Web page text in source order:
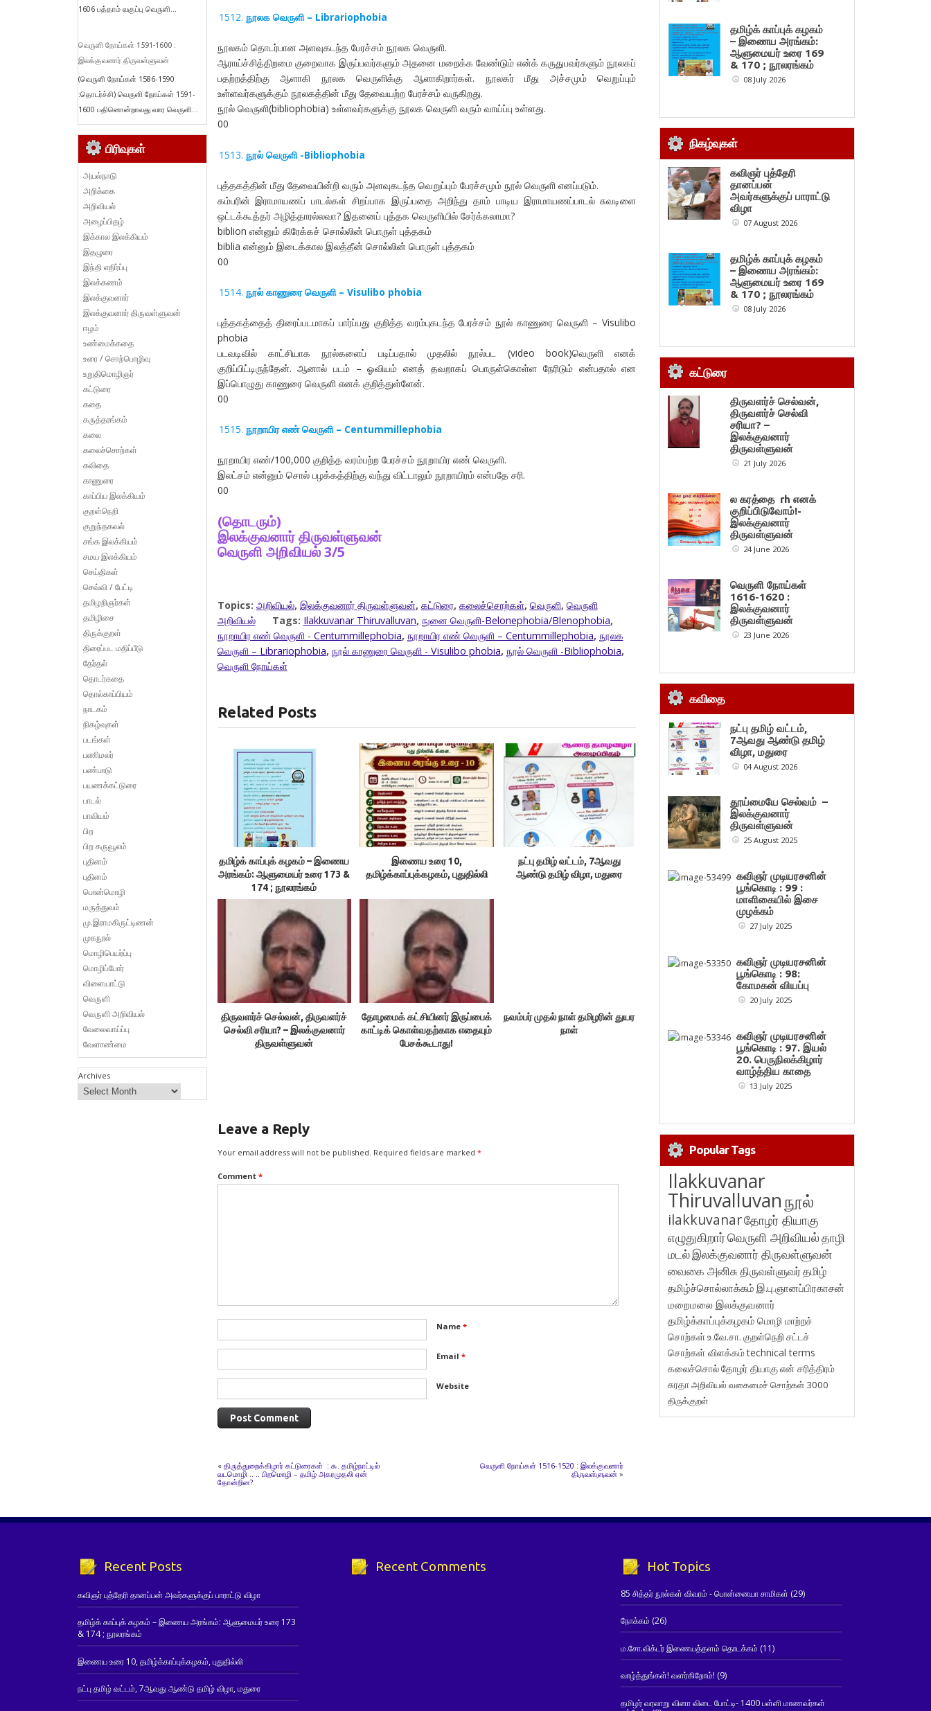
நூலக வெருளி – Librariophobia
நூலகம் தொடர்பான அளவுகடந்த பேரச்சம் நூலக வெருளி.
ஆராய்ச்சித்திறமை குறைவாக இருப்பவர்களும் அதனை மறைக்க வேண்டும் என்க் கருதுபவர்களும் நூலகப்
பதற்றத்திற்கு ஆளாகி நூலக வெருளிக்கு ஆளாகிறார்கள். நூலகர் மீது அச்சமும் வெறுப்பும்
உள்ளவர்களுக்கும் நூலகத்தின் மீது தேவையற்ற பேரச்சம் வருகிறது.
நூல் வெருளி(bibliophobia) உள்ளவர்களுக்கு நூலக வெருளி வரும் வாய்ப்பு உள்ளது.
00
நூல் வெருளி -Bibliophobia
புத்தகத்தின் மீது தேவையின்றி வரும் அளவுகடந்த வெறுப்பும் பேரச்சமும் நூல் வெருளி எனப்படும்.
கம்பரின் இராமாயணப் பாடல்கள் சிறப்பாக இருப்பதை அறிந்து தாம் பாடிய இராமாயணப்பாடல் சுவடிளை
ஒட்டக்கூத்தர் அழித்தாரல்லவா? இதனைப் புத்தக வெருளியில் சேர்க்கலாமா?
biblion என்னும் கிரேக்கச் சொல்லின் பொருள் புத்தகம்
biblia என்னும் இடைக்கால இலத்தீன் சொல்லின் பொருள் புத்தகம்
00
நூல் காணுரை வெருளி – Visulibo phobia
புத்தகத்தைத் திரைப்படமாகப் பார்ப்பது குறித்த வரம்புகடந்த பேரச்சம் நூல் காணுரை வெருளி – Visulibo
phobia
படவடிவில் காட்சியாக நூல்களைப் படிப்பதால் முதலில் நூல்பட (video book)வெருளி எனக்
குறிப்பிட்டிருந்தேன். ஆனால் படம் – ஓவியம் எனத் தவறாகப் பொருள்கொள்ள நேரிடும் என்பதால் என
இப்பொழுது காணுரை வெருளி எனக் குறித்துள்ளேன்.
00
நூறாயிர எண் வெருளி – Centummillephobia
நூறாயிர எண்/100,000 குறித்த வரம்பற்ற பேரச்சம் நூறாயிர எண் வெருளி.
இலட்சம் என்னும் சொல் பழக்கத்திற்கு வந்து விட்டாலும் நூறாயிரம் என்பதே சரி.
00
(தொடரும்)
இலக்குவனார் திருவள்ளுவன்
வெருளி அறிவியல் 3/5
Topics: அறிவியல், இலக்குவனார் திருவள்ளுவன், கட்டுரை, கலைச்சொற்கள், வெருளி, வெருளி
அறிவியல்
Tags: Ilakkuvanar Thiruvalluvan, நுனை வெருளி-Belonephobia/Blenophobia,
நூறாயிர எண் வெருளி - Centummillephobia, நூறாயிர எண் வெருளி – Centummillephobia, நூலக
வெருளி – Librariophobia, நூல் காணுரை வெருளி - Visulibo phobia, நூல் வெருளி -Bibliophobia,
வெருளி நோய்கள்
Related Posts
தமிழ்க் காப்புக் கழகம் – இணைய
அரங்கம்: ஆளுமையர் உரை 173 &
174 ; நூலரங்கம்
இணைய உரை 10,
தமிழ்க்காப்புக்கழகம், புதுதில்லி
நட்பு தமிழ் வட்டம், 7ஆவது
ஆண்டு தமிழ் விழா, மதுரை
திருவளர்ச் செல்வன், திருவளர்ச்
செல்வி சரியா? – இலக்குவனார்
திருவள்ளுவன்
தோழமைக் கட்சியினர் இருப்பைக்
காட்டிக் கொள்வதற்காக எதையும்
பேசக்கூடாது!
நவம்பர் முதல் நாள் தமிழரின் துயர
நாள்
Leave a Reply
Your email address will not be published. Required fields are marked *
Comment *
Name *
Email *
Website
« திருத்துறைக்கிழார் கட்டுரைகள் : ௯. தமிழ்நாட்டில்
வடமொழி .. .. பிறமொழி – தமிழ் அகரமுதலி ஏன்
தோன்றின?
வெருளி நோய்கள் 1516-1520 : இலக்குவனார்
திருவள்ளுவன் »
1606 பத்தாம் வகுப்பு வெருளி...
வெருளி நோய்கள் 1591-1600 :
இலக்குவனார் திருவள்ளுவன்
(வெருளி நோய்கள் 1586-1590
:தொடர்ச்சி) வெருளி நோய்கள் 1591-
1600 பதினொன்றாவது வார வெருளி...
பிரிவுகள்
அயல்நாடு
அறிக்கை
அறிவியல்
அழைப்பிதழ்
இக்கால இலக்கியம்
இதழுரை
இந்தி எதிர்ப்பு
இலக்கணம்
இலக்குவனார்
இலக்குவனார் திருவள்ளுவன்
ஈழம்
உண்மைக்கதை
உரை / சொற்பொழிவு
உறுதிமொழிஞர்
கட்டுரை
கதை
கருத்தரங்கம்
கலை
கலைச்சொற்கள்
கவிதை
காணுரை
காப்பிய இலக்கியம்
குறள்நெறி
குறுந்தகவல்
சங்க இலக்கியம்
சமய இலக்கியம்
செய்திகள்
செவ்வி / பேட்டி
தமிழறிஞர்கள்
தமிழிசை
திருக்குறள்
திரைப்பட மதிப்பீடு
தேர்தல்
தொடர்கதை
தொல்காப்பியம்
நாடகம்
நிகழ்வுகள்
படங்கள்
பணிமலர்
பண்பாடு
பயணக்கட்டுரை
பாடல்
பாவியம்
பிற
பிற கருவூலம்
புதினம்
புதினம்
பொன்மொழி
மருத்துவம்
மு.இராமகிருட்டிணன்
முகநூல்
மொழிபெயர்ப்பு
மொழிப்போர்
விளையாட்டு
வெருளி
வெருளி அறிவியல்
வேலைவாய்ப்பு
வேளாண்மை
Archives
தமிழ்க் காப்புக் கழகம்
– இணைய அரங்கம்:
ஆளுமையர் உரை 169
& 170 ; நூலரங்கம்
08 July 2026
நிகழ்வுகள்
கவிஞர் புத்தேரி
தானப்பன்
அவர்களுக்குப் பாராட்டு
விழா
07 August 2026
தமிழ்க் காப்புக் கழகம்
– இணைய அரங்கம்:
ஆளுமையர் உரை 169
& 170 ; நூலரங்கம்
08 July 2026
கட்டுரை
திருவளர்ச் செல்வன்,
திருவளர்ச் செல்வி
சரியா? –
இலக்குவனார்
திருவள்ளுவன்
21 July 2026
ல கரத்தை rh எனக்
குறிப்பிடுவோம்!-
இலக்குவனார்
திருவள்ளுவன்
24 June 2026
வெருளி நோய்கள்
1616-1620 :
இலக்குவனார்
திருவள்ளுவன்
23 June 2026
கவிதை
நட்பு தமிழ் வட்டம்,
7ஆவது ஆண்டு தமிழ்
விழா, மதுரை
04 August 2026
தூய்மையே செல்வம் –
இலக்குவனார்
திருவள்ளுவன்
25 August 2025
கவிஞர் முடியரசனின்
பூங்கொடி : 99 :
மாளிகையில் இசை
முழக்கம்
27 July 2025
கவிஞர் முடியரசனின்
பூங்கொடி : 98:
கோமகன் வியப்பு
20 July 2025
கவிஞர் முடியரசனின்
பூங்கொடி : 97. இயல்
20. பெருநிலக்கிழார்
வாழ்த்திய காதை
13 July 2025
Popular Tags
Ilakkuvanar
Thiruvalluvanநூல்
ilakkuvanarதோழர் தியாகு
எழுதுகிறார்வெருளி அறிவியல்தாழி
மடல்இலக்குவனார் திருவள்ளுவன்
வைகை அனிசுதிருவள்ளுவர்தமிழ்
தமிழ்ச்சொல்லாக்கம் இ.பு.ஞானப்பிரகாசன்
மறைமலை இலக்குவனார்
தமிழ்க்காப்புக்கழகம் மொழி மாற்றச்
சொற்கள்உ.வே.சா. குறள்நெறி சட்டச்
சொற்கள் விளக்கம்technical terms
கலைச்சொல்தோழர் தியாகுஎன் சரித்திரம்
சுரதாஅறிவியல் வகைமைச் சொற்கள் 3000
திருக்குறள்
Recent Posts
கவிஞர் புத்தேரி தானப்பன் அவர்களுக்குப் பாராட்டு விழா
தமிழ்க் காப்புக் கழகம் – இணைய அரங்கம்: ஆளுமையர் உரை 173
& 174 ; நூலரங்கம்
இணைய உரை 10, தமிழ்க்காப்புக்கழகம், புதுதில்லி
நட்பு தமிழ் வட்டம், 7ஆவது ஆண்டு தமிழ் விழா, மதுரை
Recent Comments Hot Topics
85 சித்தர் நூல்கள் விவரம் - பொன்னையா சாமிகள் (29)
நோக்கம் (26)
ம.சோ.விக்டர் இணையத்தளம் தொடக்கம் (11)
வாழ்த்துங்கள்! வளர்கிறோம்! (9)
தமிழர் வரலாறு வினா விடை போட்டி- 1400 பள்ளி மாணவர்கள்